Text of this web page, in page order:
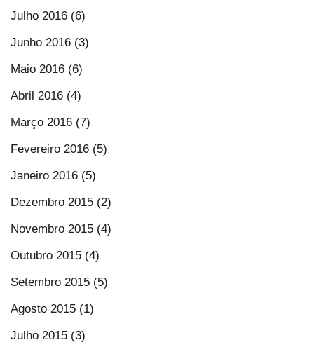
Julho 2016 (6)
Junho 2016 (3)
Maio 2016 (6)
Abril 2016 (4)
Março 2016 (7)
Fevereiro 2016 (5)
Janeiro 2016 (5)
Dezembro 2015 (2)
Novembro 2015 (4)
Outubro 2015 (4)
Setembro 2015 (5)
Agosto 2015 (1)
Julho 2015 (3)